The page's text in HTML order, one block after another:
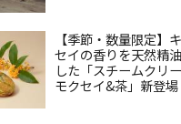
【季節・数量限定】
セイの香りを天然精
した「スチームクリ
モクセイ&茶」新登場